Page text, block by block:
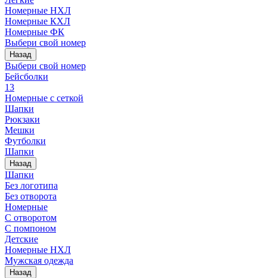
Номерные НХЛ
Номерные КХЛ
Номерные ФК
Выбери свой номер
Назад
Выбери свой номер
Бейсболки
13
Номерные с сеткой
Шапки
Рюкзаки
Мешки
Футболки
Шапки
Назад
Шапки
Без логотипа
Без отворота
Номерные
С отворотом
С помпоном
Детские
Номерные НХЛ
Мужская одежда
Назад